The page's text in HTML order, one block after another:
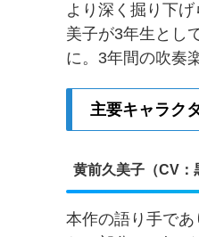
より深く掘り下
美子が3年生とし
に。3年間の吹奏
主要キャラク
黄前久美子（CV：
本作の語り手で